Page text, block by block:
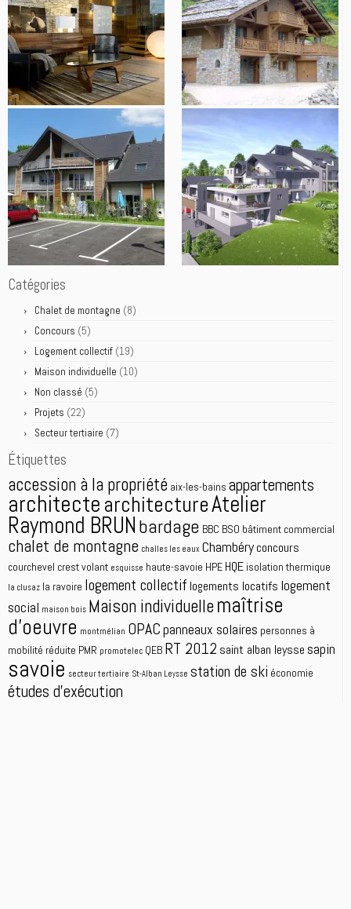
Catégories
Chalet de montagne (8)
Concours (5)
Logement collectif (19)
Maison individuelle (10)
Non classé (5)
Projets (22)
Secteur tertiaire (7)
Étiquettes
accession à la propriété aix-les-bains appartements
architecte architectureAtelier
Raymond BRUNbardage BBC BSO bâtiment commercial
chalet de montagne challes les eaux Chambéryconcours
courchevel crest volant esquisse haute-savoie HPE HQE isolation thermique
la clusaz la ravoire logement collectif logements locatifs logement
social maison bois Maison individuellemaîtrise
d'oeuvre montmélian OPACpanneaux solaires personnes à
mobilité réduite PMR promotelec QEB RT 2012 saint alban leyssesapin
savoie secteur tertiaire St-Alban Leysse station de ski économie
études d'exécution